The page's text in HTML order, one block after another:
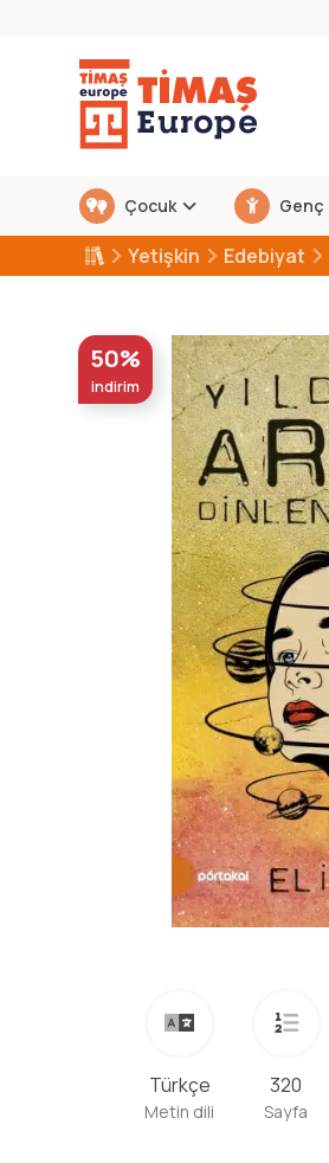
Çocuk Genç
Yetişkin Edebiyat
50%
indirim
Türkçe
Metin dili
320
Sayfa